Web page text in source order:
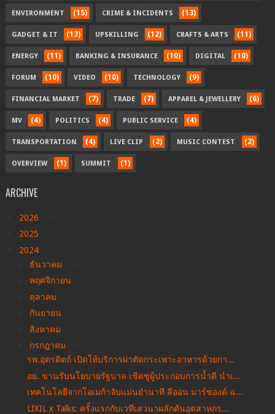
ENVIRONMENT (15) CRIME & INCIDENTS (13)
GADGET & IT (13) UPSKILLING (12) CRAFTS & ARTS (11)
ENERGY (11) BANKING & INSURANCE (10) DIGITAL (10)
FORUM (10) VIDEO (10) TECHNOLOGY (9)
FINANCIAL MARKET (7) TRADE (7) APPAREL & JEWELLERY (6)
MV (4) POLITICS (4) PUBLIC SERVICE (4)
TRANSPORTATION (4) LIVE CLIP (2) MUSIC CONTEST (2)
OVERVIEW (1) SUMMIT (1)
ARCHIVE
2026
2025
2024
ธันวาคม
พฤศจิกายน
ตุลาคม
กันยายน
สิงหาคม
กรกฎาคม
รพ.อุตรดิตถ์ เปิดให้บริการผ่าตัดกระเพาะอาหารด้วยกา...
อย. ขานรับนโยบายรัฐบาล เชิดชูผู้ประกอบการน้ำดี นำเ...
เทคโนโลยีจากโอเมก้าจับแม่นยำนาที ลีออน มาร์ชองด์ ฉ...
LIXIL x Talks: ครั้งแรกกับเวทีเสวนาผลักดันอุตสาหกร...